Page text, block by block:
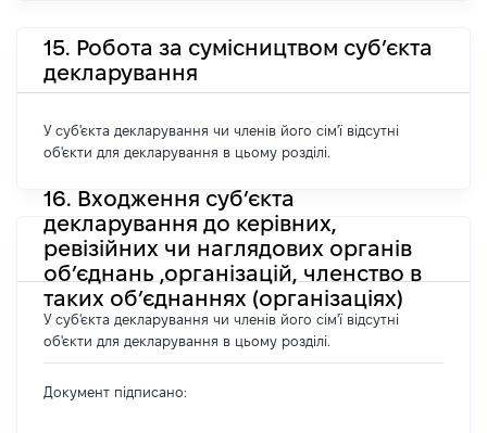
15. Робота за сумісництвом суб’єкта
декларування
У суб'єкта декларування чи членів його сім'ї відсутні
об'єкти для декларування в цьому розділі.
16. Входження суб’єкта
декларування до керівних,
ревізійних чи наглядових органів
об’єднань ,організацій, членство в
таких об’єднаннях (організаціях)
У суб'єкта декларування чи членів його сім'ї відсутні
об'єкти для декларування в цьому розділі.
Документ підписано: